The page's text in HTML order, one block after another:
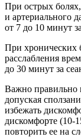
При острых
и артериального
от 7 до 10 минут
При хронических
расслабления
до 30 минут за
Важно правильно
допуская
избежать
дискомфорте (10-
повторить ее на